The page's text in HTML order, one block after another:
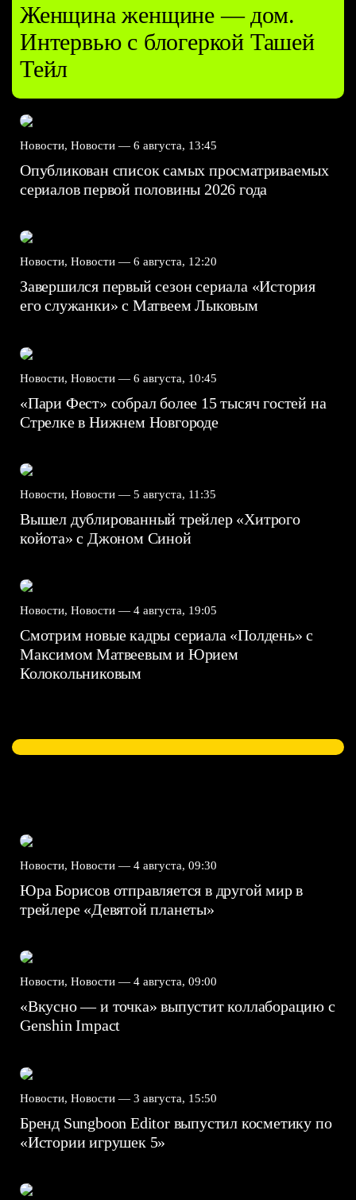
Женщина женщине — дом.
Интервью с блогеркой Ташей
Тейл
Новости, Новости — 6 августа, 13:45
Опубликован список самых просматриваемых
сериалов первой половины 2026 года
Новости, Новости — 6 августа, 12:20
Завершился первый сезон сериала «История
его служанки» с Матвеем Лыковым
Новости, Новости — 6 августа, 10:45
«Пари Фест» собрал более 15 тысяч гостей на
Стрелке в Нижнем Новгороде
Новости, Новости — 5 августа, 11:35
Вышел дублированный трейлер «Хитрого
койота» с Джоном Синой
Новости, Новости — 4 августа, 19:05
Смотрим новые кадры сериала «Полдень» с
Максимом Матвеевым и Юрием
Колокольниковым
Новости, Новости — 4 августа, 09:30
Юра Борисов отправляется в другой мир в
трейлере «Девятой планеты»
Новости, Новости — 4 августа, 09:00
«Вкусно — и точка» выпустит коллаборацию с
Genshin Impact⁠⁠
Новости, Новости — 3 августа, 15:50
Бренд Sungboon Editor выпустил косметику по
«Истории игрушек 5»